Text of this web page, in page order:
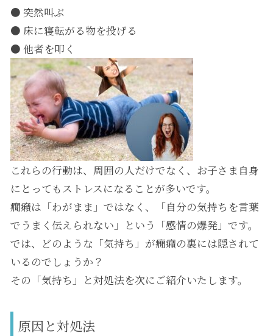
● 突然叫ぶ
● 床に寝転がる物を投げる
● 他者を叩く
これらの行動は、周囲の人だけでなく、お子さま自身
にとってもストレスになることが多いです。
癇癪は「わがまま」ではなく、「自分の気持ちを言葉
でうまく伝えられない」という「感情の爆発」です。
では、どのような「気持ち」が癇癪の裏には隠されて
いるのでしょうか？
その「気持ち」と対処法を次にご紹介いたします。
原因と対処法